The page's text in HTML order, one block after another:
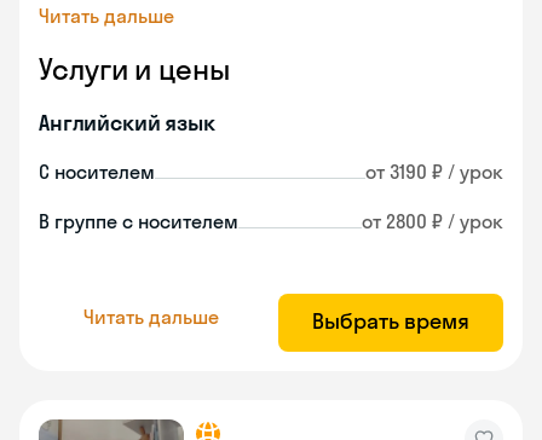
Читать дальше
Услуги и цены
Английский язык
С носителем от 3190 ₽ / урок
В группе с носителем от 2800 ₽ / урок
Читать дальше Выбрать время